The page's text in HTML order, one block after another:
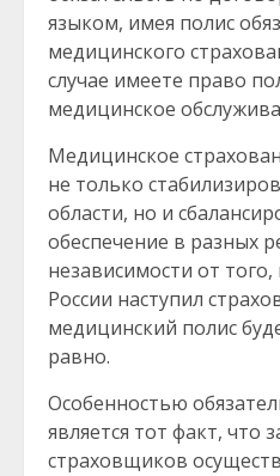
языком, имея полис
медицинского
случае имеете право
медицинское
Медицинское
не только
области, но и
обеспечение в разных
независимости от того,
России наступил
медицинский полис
равно.
Особенностью
является тот факт, что
страховщиков